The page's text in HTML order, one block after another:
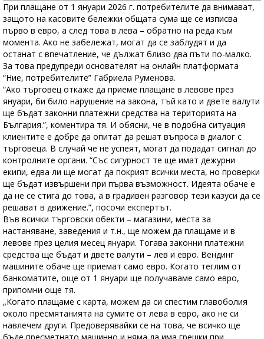
При плащане от 1 януари 2026 г. потребителите да внимават,
защото на касовите бележки общата сума ще се изписва
първо в евро, а след това в лева – обратно на реда към
момента. Ако не забележат, могат да се заблудят и да
останат с впечатление, че дължат близо два пъти по-малко.
За това предупреди основателят на онлайн платформата
“Ние, потребителите” Габриела Руменова.
“Ако търговец откаже да приеме плащане в левове през
януари, би било нарушение на закона, тъй като и двете валути
ще бъдат законни платежни средства на територията на
България.”, коментира тя. И обясни, че в подобна ситуация
клиентите е добре да опитат да решат въпроса в диалог с
търговеца. В случай че не успеят, могат да подадат сигнал до
контролните органи. “Със сигурност те ще имат дежурни
екипи, едва ли ще могат да покрият всички места, но проверки
ще бъдат извършени при първа възможност. Идеята обаче е
да не се стига до това, а в градивен разговор тези казуси да се
решават в движение.”, посочи експертът.
Във всички търговски обекти – магазини, места за
настаняване, заведения и т.н., ще можем да плащаме и в
левове през целия месец януари. Тогава законни платежни
средства ще бъдат и двете валути – лев и евро. Вендинг
машините обаче ще приемат само евро. Когато теглим от
банкоматите, още от 1 януари ще получаваме само евро,
припомни още тя.
„Когато плащаме с карта, можем да си спестим главоболия
около пресмятанията на сумите от лева в евро, ако не си
навлечем други. Предоверявайки се на това, че всичко ще
бъде пресметнато машинно и няма да има грешки при